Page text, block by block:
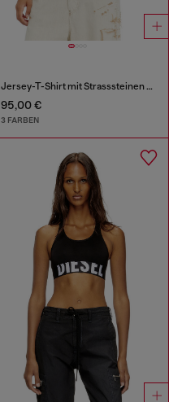
Jersey-T-Shirt mit Strasssteinen und burnout effect
95,00 €
3 FARBEN